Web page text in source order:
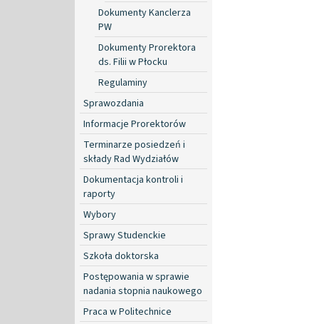
Dokumenty Kanclerza
PW
Dokumenty Prorektora
ds. Filii w Płocku
Regulaminy
Sprawozdania
Informacje Prorektorów
Terminarze posiedzeń i
składy Rad Wydziałów
Dokumentacja kontroli i
raporty
Wybory
Sprawy Studenckie
Szkoła doktorska
Postępowania w sprawie
nadania stopnia naukowego
Praca w Politechnice